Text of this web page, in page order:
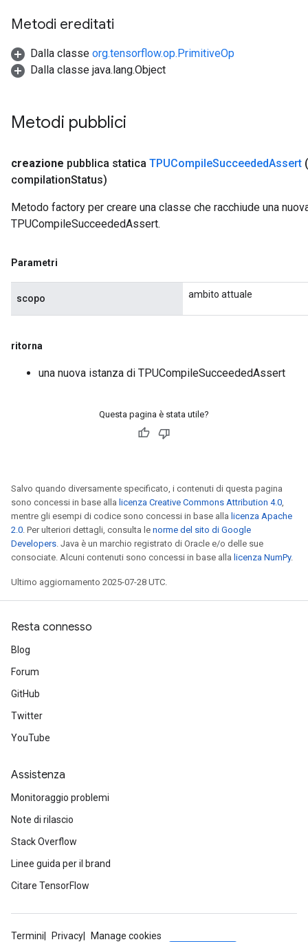
Metodi ereditati
Dalla classe org.tensorflow.op.PrimitiveOp
Dalla classe java.lang.Object
Metodi pubblici
creazione pubblica statica TPUCompileSucceededAssert
compilationStatus)
Metodo factory per creare una classe che racchiude una
TPUCompileSucceededAssert.
Parametri
scopo ambito attuale
ritorna
una nuova istanza di TPUCompileSucceededAssert
Questa pagina è stata utile?
Salvo quando diversamente specificato, i contenuti di questa pagina
sono concessi in base alla licenza Creative Commons Attribution 4.0,
mentre gli esempi di codice sono concessi in base alla licenza Apache
2.0. Per ulteriori dettagli, consulta le norme del sito di Google
Developers. Java è un marchio registrato di Oracle e/o delle sue
consociate. Alcuni contenuti sono concessi in base alla licenza NumPy.
Ultimo aggiornamento 2025-07-28 UTC.
Resta connesso
Blog
Forum
GitHub
Twitter
YouTube
Assistenza
Monitoraggio problemi
Note di rilascio
Stack Overflow
Linee guida per il brand
Citare TensorFlow
Termini Privacy
Manage cookies